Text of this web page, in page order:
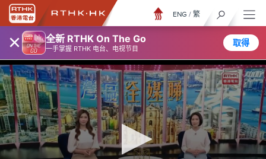
× 全新 RTHK On The Go
一手掌握 RTHK 电台、电视节目
取得
ENG / 繁